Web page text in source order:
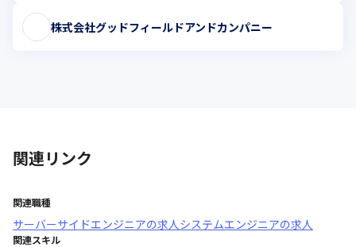
株式会社グッドフィールドアンドカンパニー
関連リンク
関連職種
サーバーサイドエンジニアの求人システムエンジニアの求人
関連スキル